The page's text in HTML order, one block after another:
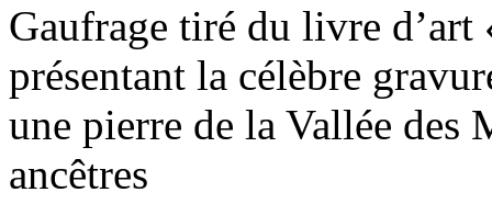
Gaufrage tiré du livre
présentant la célèbre
une pierre de la Vallée des
ancêtres